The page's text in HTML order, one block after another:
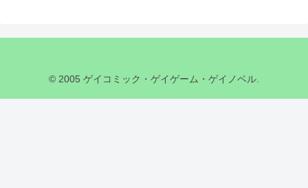
© 2005 ゲイコミック・ゲイゲーム・ゲイノベル.